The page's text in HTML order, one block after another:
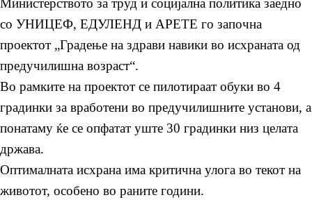
Министерството за труд и социјална политика заедно
со УНИЦЕФ, ЕДУЛЕНД и АРЕТЕ го започна
проектот „Градење на здрави навики во исхраната од
предучилишна возраст“.
Во рамките на проектот се пилотираат обуки во 4
градинки за вработени во предучилишните установи, а
понатаму ќе се опфатат уште 30 градинки низ целата
држава.
Оптималната исхрана има критична улога во текот на
животот, особено во раните години.